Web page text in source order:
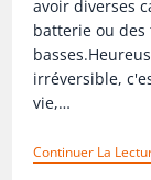
avoir diverses
batterie ou des
irréversible,
vie,…
Continuer La